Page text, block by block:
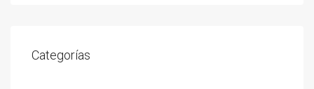
Categorías